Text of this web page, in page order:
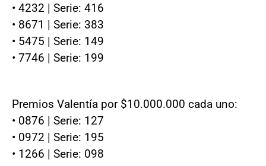
• 4232 | Serie: 416
• 8671 | Serie: 383
• 5475 | Serie: 149
• 7746 | Serie: 199
Premios Valentía por $10.000.000 cada uno:
• 0876 | Serie: 127
• 0972 | Serie: 195
• 1266 | Serie: 098